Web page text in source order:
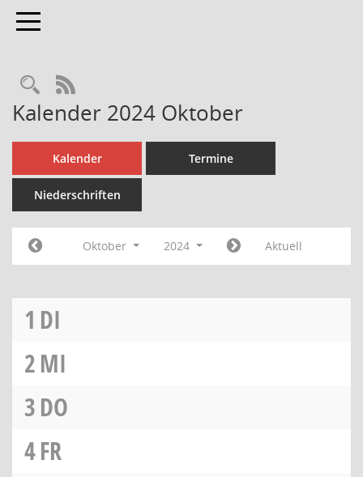
Toggle navigation
Rechercheauswahl
RSS-Feed
Kalender 2024 Oktober
Kalender Termine
Niederschriften
Oktober 2024 Aktuell
1 DI
2MI
3DO
4FR